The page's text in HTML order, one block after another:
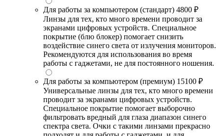
Для работы за компьютером (стандарт) 4800 ₽
Линзы для тех, кто много времени проводит за
экранами цифровых устройств. Специальное
покрытие (блю блокер) помогает снизить
воздействие синего света от излучения мониторов.
Рекомендуются для использования во время
работы с гаджетами, не для постоянного ношения.
Для работы за компьютером (премиум) 15100 ₽
Универсальные линзы для тех, кто много времени
проводит за экранами цифровых устройств.
Специальное покрытие помогает выборочно
фильтровать вредный для глаза диапазон синего
спектра света. Очки с такими линзами прекрасно